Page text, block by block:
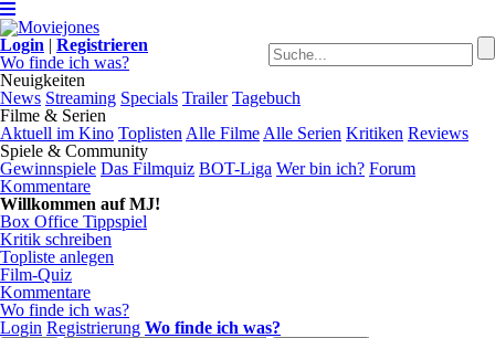
Login | Registrieren
Wo finde ich was?
Neuigkeiten
News Streaming Specials Trailer Tagebuch
Filme & Serien
Aktuell im Kino Toplisten Alle Filme Alle Serien Kritiken Reviews
Spiele & Community
Gewinnspiele Das Filmquiz BOT-Liga Wer bin ich? Forum
Kommentare
Willkommen auf MJ!
Box Office Tippspiel
Kritik schreiben
Topliste anlegen
Film-Quiz
Kommentare
Wo finde ich was?
Login Registrierung Wo finde ich was?